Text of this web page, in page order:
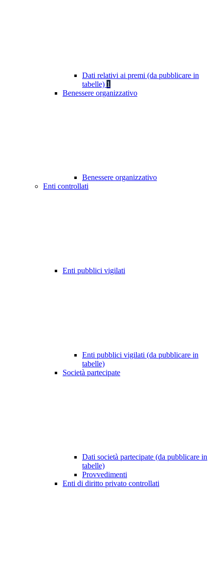
Dati relativi ai premi (da pubblicare in
tabelle) 1
Benessere organizzativo
Benessere organizzativo
Enti controllati
Enti pubblici vigilati
Enti pubblici vigilati (da pubblicare in
tabelle)
Società partecipate
Dati società partecipate (da pubblicare in
tabelle)
Provvedimenti
Enti di diritto privato controllati